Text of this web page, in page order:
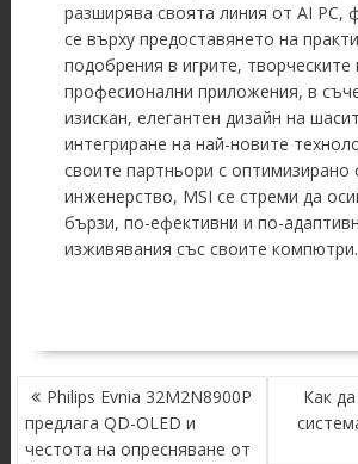
разширява своята линия от AI PC,
се върху предоставянето на
подобрения в игрите, творческите
професионални приложения, в
изискан, елегантен дизайн на
интегриране на най-новите
своите партньори с оптимизирано
инженерство, MSI се стреми да
бързи, по-ефективни и по-
изживявания със своите компютри.
POST
NAVIGATION
Philips Evnia 32M2N8900P
предлага QD-OLED и
честота на опресняване от
Как